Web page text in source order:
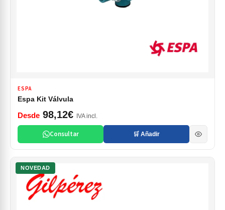
ESPA
Espa Kit Válvula
Desde 98,12€ IVA incl.
Consultar 🛒 Añadir
NOVEDAD